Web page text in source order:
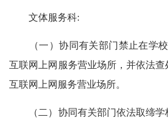
文体服务科:
（一）协同有关部门禁止在学校
互联网上网服务营业场所，并依法
互联网上网服务营业场所。
（二）协同有关部门依法取缔学